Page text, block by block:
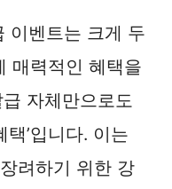
이벤트는 크게 두
매력적인 혜택을
자체만으로도
택’입니다. 이는
려하기 위한 강